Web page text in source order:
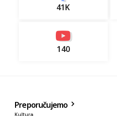
41K
140
Preporučujemo